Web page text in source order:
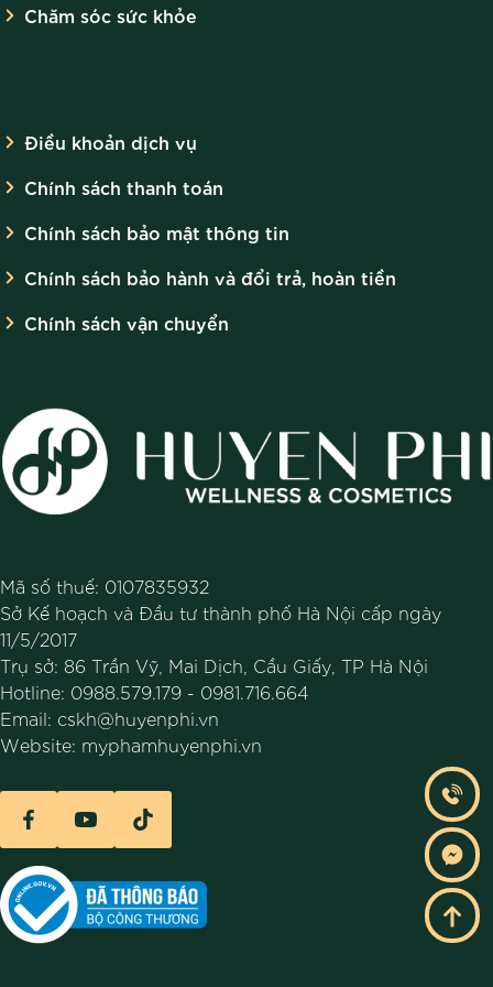
Hãy lưu ý trước khi trang điểm để có được làn da rạng ngời ấn
tượng hơn bạn nhé! Hãy đến với Huyền Phi để được chúng
mình tư vấn về các phương pháp chăm sóc da và trang điểm
tình và trọn vẹn nhất nhé!
Để lại bình luận
Email của bạn sẽ không được hiển thị công khai.
trường bắt buộc được đánh dấu*
Bình luận
Họ Tên*
Chăm sóc sức khỏe
Điều khoản dịch vụ
Chính sách thanh toán
Chính sách bảo mật thông tin
Chính sách bảo hành và đổi trả, hoàn tiền
Chính sách vận chuyển
Mã số thuế: 0107835932
Sở Kế hoạch và Đầu tư thành phố Hà Nội cấp ngày
11/5/2017
Trụ sở: 86 Trần Vỹ, Mai Dịch, Cầu Giấy, TP Hà Nội
Hotline: 0988.579.179 - 0981.716.664
Email: cskh@huyenphi.vn
Website: myphamhuyenphi.vn